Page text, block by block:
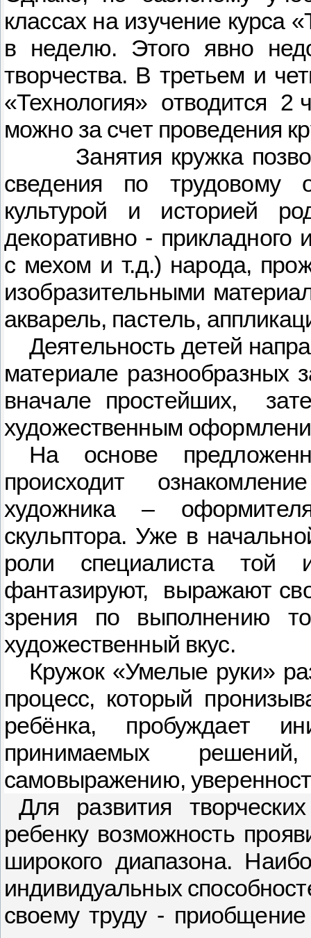
классах на изучение курса
в неделю. Этого явно
творчества. В третьем и
«Технология» отводится 2
можно за счет проведения
Занятия кружка
сведения по трудовому
культурой и историей
декоративно - прикладного
с мехом и т.д.) народа,
изобразительными
акварель, пастель,
Деятельность детей
материале разнообразных
вначале простейших,
художественным
На основе
происходит
художника –
скульптора. Уже в
роли специалиста той
фантазируют,
выражают
зрения по выполнению
художественный вкус.
Кружок «Умелые руки»
процесс, который
ребёнка, пробуждает
принимаемых
самовыражению,
Для развития
ребенку возможность
широкого диапазона.
индивидуальных
своему труду - приобщение